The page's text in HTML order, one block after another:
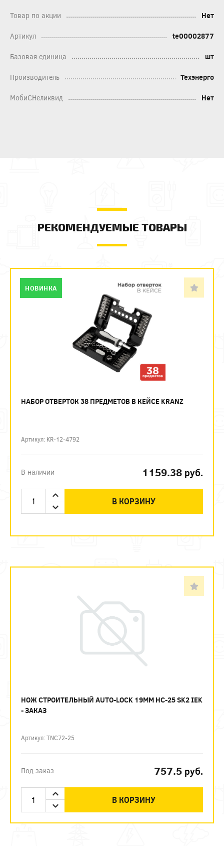
Товар по акции Нет
Артикул te00002877
Базовая единица шт
Производитель Техэнерго
МобиСНеликвид Нет
РЕКОМЕНДУЕМЫЕ ТОВАРЫ
НАБОР ОТВЕРТОК 38 ПРЕДМЕТОВ В КЕЙСЕ KRANZ
Артикул: KR-12-4792
В наличии 1159.38 руб.
В КОРЗИНУ
НОВИНКА
НОЖ СТРОИТЕЛЬНЫЙ AUTO-LOCK 19ММ НС-25 SK2 IEK
- ЗАКАЗ
Артикул: TNC72-25
Под заказ 757.5 руб.
В КОРЗИНУ